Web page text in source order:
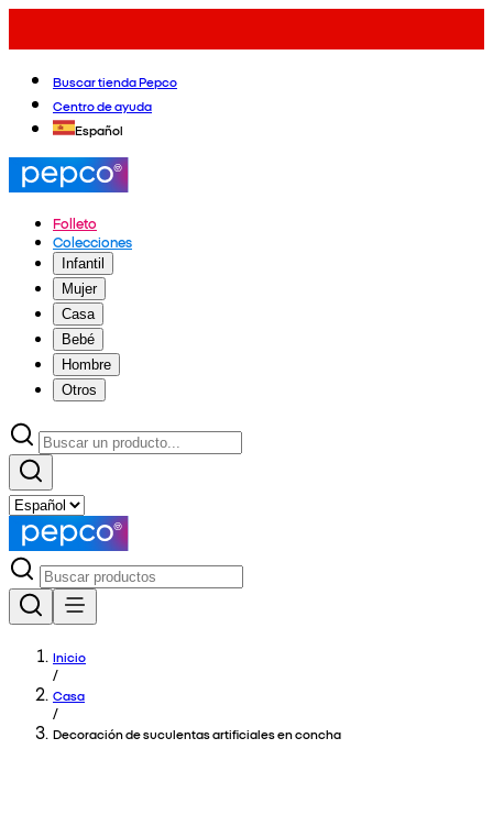
Buscar tienda Pepco
Centro de ayuda
Español
Folleto
Colecciones
Infantil
Mujer
Casa
Bebé
Hombre
Otros
Inicio
/
Casa
/
Decoración de suculentas artificiales en concha